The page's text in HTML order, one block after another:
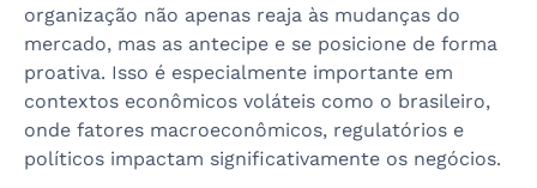
organização não apenas reaja às mudanças do
mercado, mas as antecipe e se posicione de forma
proativa. Isso é especialmente importante em
contextos econômicos voláteis como o brasileiro,
onde fatores macroeconômicos, regulatórios e
políticos impactam significativamente os negócios.